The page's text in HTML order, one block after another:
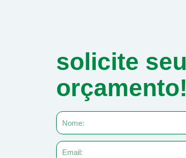
solicite seu
orçamento!